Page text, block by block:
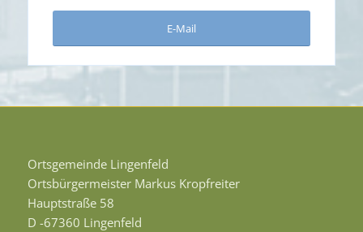
E-Mail
Ortsgemeinde Lingenfeld
Ortsbürgermeister Markus Kropfreiter
Hauptstraße 58
D -67360 Lingenfeld